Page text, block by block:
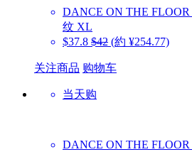
DANCE ON THE FLOOR
纹 XL
$37.8 $42 (約 ¥254.77)
关注商品 购物车
当天购
DANCE ON THE FLOOR